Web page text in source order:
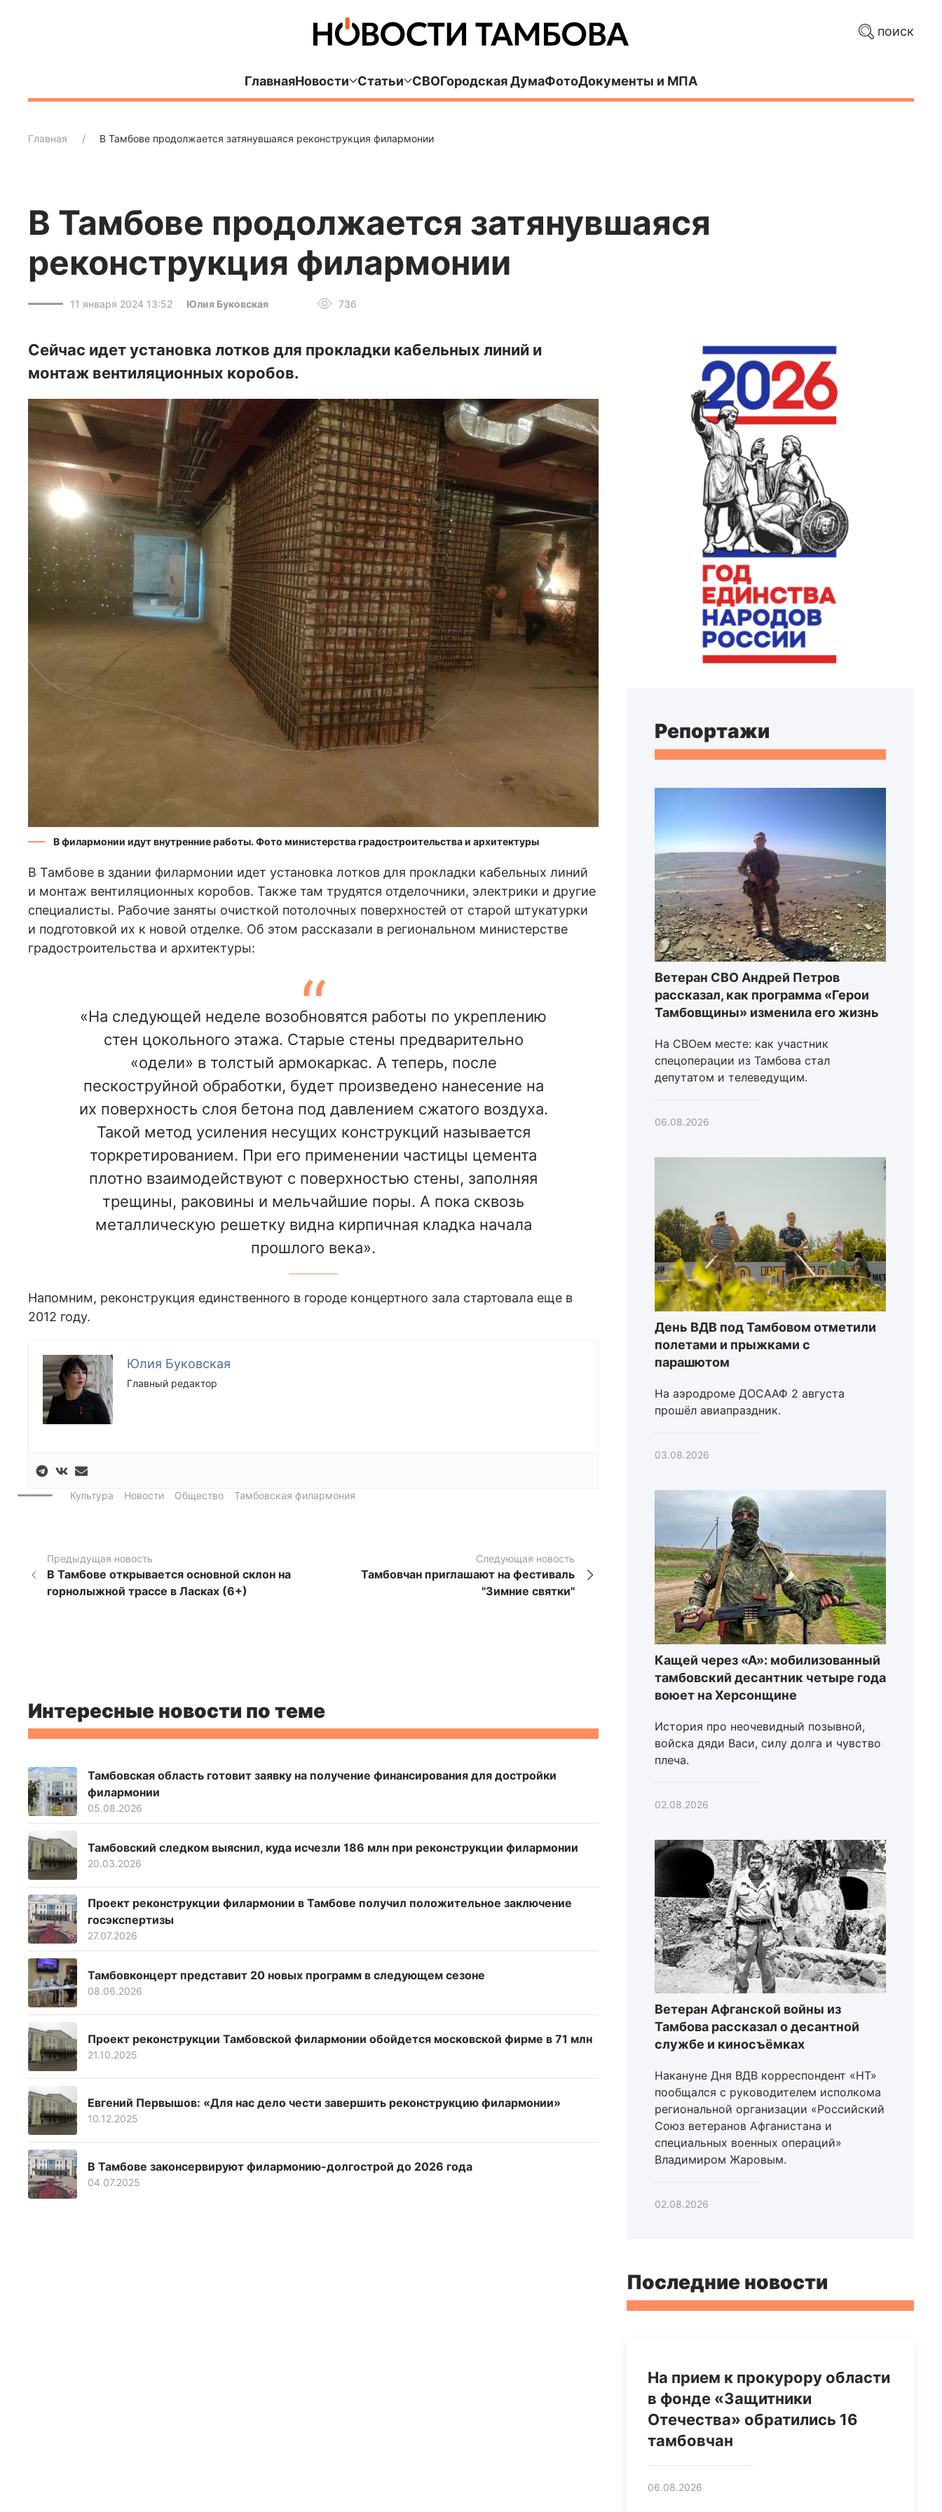
поиск
ГлавнаяНовости Статьи СВОГородская ДумаФотоДокументы и МПА
Главная В Тамбове продолжается затянувшаяся реконструкция филармонии
В Тамбове продолжается затянувшаяся
реконструкция филармонии
11 января 2024 13:52 Юлия Буковская 736
Сейчас идет установка лотков для прокладки кабельных линий и
монтаж вентиляционных коробов.
В филармонии идут внутренние работы. Фото министерства градостроительства и архитектуры
В Тамбове в здании филармонии идет установка лотков для прокладки кабельных линий
и монтаж вентиляционных коробов. Также там трудятся отделочники, электрики и другие
специалисты. Рабочие заняты очисткой потолочных поверхностей от старой штукатурки
и подготовкой их к новой отделке. Об этом рассказали в региональном министерстве
градостроительства и архитектуры:
«На следующей неделе возобновятся работы по укреплению
стен цокольного этажа. Старые стены предварительно
«одели» в толстый армокаркас. А теперь, после
пескоструйной обработки, будет произведено нанесение на
их поверхность слоя бетона под давлением сжатого воздуха.
Такой метод усиления несущих конструкций называется
торкретированием. При его применении частицы цемента
плотно взаимодействуют с поверхностью стены, заполняя
трещины, раковины и мельчайшие поры. А пока сквозь
металлическую решетку видна кирпичная кладка начала
прошлого века».
Напомним, реконструкция единственного в городе концертного зала стартовала еще в
2012 году.
Юлия Буковская
Главный редактор
Культура Новости Общество Тамбовская филармония
Предыдущая новость
В Тамбове открывается основной склон на
горнолыжной трассе в Ласках (6+)
Следующая новость
Тамбовчан приглашают на фестиваль
"Зимние святки"
Интересные новости по теме
Тамбовская область готовит заявку на получение финансирования для достройки
филармонии
05.08.2026
Тамбовский следком выяснил, куда исчезли 186 млн при реконструкции филармонии
20.03.2026
Проект реконструкции филармонии в Тамбове получил положительное заключение
госэкспертизы
27.07.2026
Тамбовконцерт представит 20 новых программ в следующем сезоне
08.06.2026
Проект реконструкции Тамбовской филармонии обойдется московской фирме в 71 млн
21.10.2025
Евгений Первышов: «Для нас дело чести завершить реконструкцию филармонии»
10.12.2025
В Тамбове законсервируют филармонию-долгострой до 2026 года
04.07.2025
Репортажи
Ветеран СВО Андрей Петров
рассказал, как программа «Герои
Тамбовщины» изменила его жизнь
На СВОем месте: как участник
спецоперации из Тамбова стал
депутатом и телеведущим.
06.08.2026
День ВДВ под Тамбовом отметили
полетами и прыжками с
парашютом
На аэродроме ДОСААФ 2 августа
прошёл авиапраздник.
03.08.2026
Кащей через «А»: мобилизованный
тамбовский десантник четыре года
воюет на Херсонщине
История про неочевидный позывной,
войска дяди Васи, силу долга и чувство
плеча.
02.08.2026
Ветеран Афганской войны из
Тамбова рассказал о десантной
службе и киносъёмках
Накануне Дня ВДВ корреспондент «НТ»
пообщался с руководителем исполкома
региональной организации «Российский
Союз ветеранов Афганистана и
специальных военных операций»
Владимиром Жаровым.
02.08.2026
Последние новости
На прием к прокурору области
в фонде «Защитники
Отечества» обратились 16
тамбовчан
06.08.2026